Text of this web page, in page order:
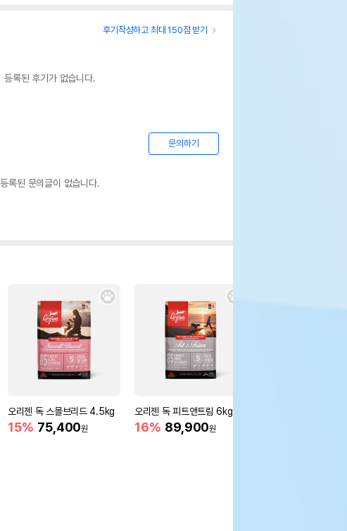
후기작성하고 최대 150점 받기
등록된 후기가 없습니다.
문의하기
등록된 문의글이 없습니다.
오리젠 독 스몰브리드 4.5kg
15% 75,400원
오리젠 독 피트앤트림 6kg
16% 89,900원